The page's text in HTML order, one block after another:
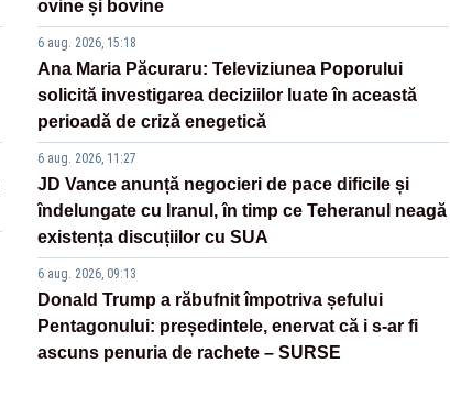
ovine și bovine
6 aug. 2026, 15:18
Ana Maria Păcuraru: Televiziunea Poporului
solicită investigarea deciziilor luate în această
perioadă de criză enegetică
6 aug. 2026, 11:27
JD Vance anunță negocieri de pace dificile și
îndelungate cu Iranul, în timp ce Teheranul neagă
existența discuțiilor cu SUA
6 aug. 2026, 09:13
Donald Trump a răbufnit împotriva șefului
Pentagonului: președintele, enervat că i s-ar fi
ascuns penuria de rachete – SURSE